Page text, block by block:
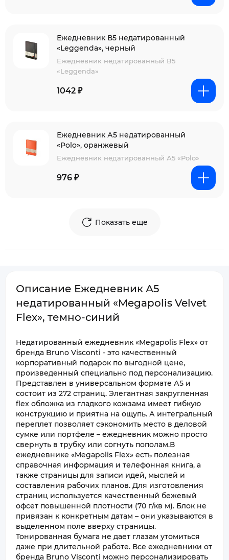
Ежедневник В5 недатированный
«Leggenda», черный
Ежедневник недатированный В5
«Leggenda»
1042 ₽
Ежедневник А5 недатированный
«Polo», оранжевый
Ежедневник недатированный А5 «Polo»
976 ₽
Показать еще
Описание Ежедневник А5
недатированный «Megapolis Velvet
Flex», темно-синий
Недатированный ежедневник «Megapolis Flex» от
бренда Bruno Visconti - это качественный
корпоративный подарок по выгодной цене,
произведенный специально под персонализацию.
Представлен в универсальном формате А5 и
состоит из 272 страниц. Элегантная закругленная
flex обложка из гладкого кожзама имеет гибкую
конструкцию и приятна на ощупь. А интегральный
переплет позволяет сэкономить место в деловой
сумке или портфеле – ежедневник можно просто
свернуть в трубку или согнуть пополам.В
ежедневнике «Megapolis Flex» есть полезная
справочная информация и телефонная книга, а
также страницы для записи идей, мыслей и
составления рабочих планов. Для изготовления
страниц используется качественный бежевый
офсет повышенной плотности (70 г/кв м). Блок не
привязан к конкретным датам – они указываются в
выделенном поле вверху страницы.
Тонированная бумага не дает глазам утомиться
даже при длительной работе. Все ежедневники от
бренда Bruno Visconti можно персонализировать